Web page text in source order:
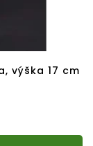
výška 17 cm